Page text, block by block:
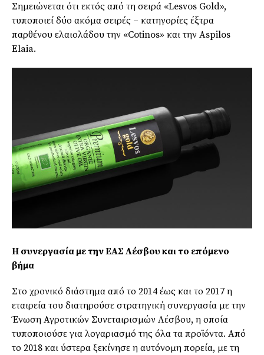
Σημειώνεται ότι εκτός από τη σειρά «Lesvos Gold»,
τυποποιεί δύο ακόμα σειρές – κατηγορίες έξτρα
παρθένου ελαιολάδου την «Cotinos» και την Aspilos
Elaia.
Η συνεργασία με την ΕΑΣ Λέσβου και το επόμενο
βήμα
Στο χρονικό διάστημα από το 2014 έως και το 2017 η
εταιρεία του διατηρούσε στρατηγική συνεργασία με την
Ένωση Αγροτικών Συνεταιρισμών Λέσβου, η οποία
τυποποιούσε για λογαριασμό της όλα τα προϊόντα. Από
το 2018 και ύστερα ξεκίνησε η αυτόνομη πορεία, με τη